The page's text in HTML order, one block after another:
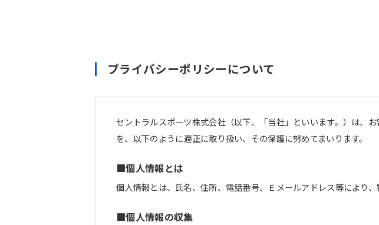
プライバシーポリシーについて
セントラルスポーツ株式会社（以下、「当社」といいます。）は、
を、以下のように適正に取り扱い、その保護に努めてまいります。
■個人情報とは
個人情報とは、氏名、住所、電話番号、Ｅメールアドレス等により
■個人情報の収集